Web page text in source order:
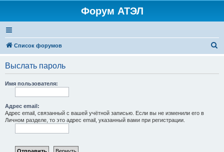
Форум АТЭЛ
Список форумов
Выслать пароль
Имя пользователя:
Адрес email:
Адрес email, связанный с вашей учётной записью. Если вы не изменили его в
Личном разделе, то это адрес email, указанный вами при регистрации.